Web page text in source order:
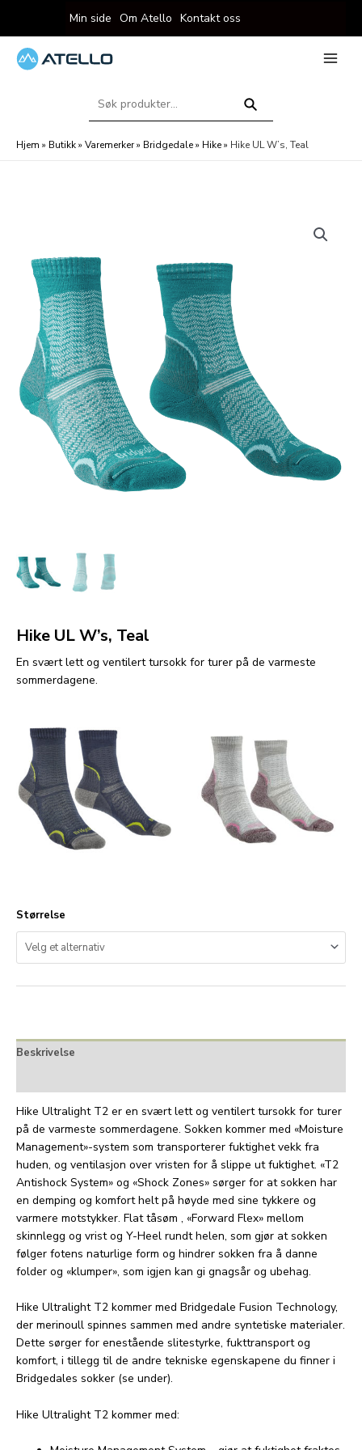
til
innholdet
Min side Om Atello Kontakt oss
Søk
Hjem » Butikk» Varemerker» Bridgedale» Hike» Hike UL W’s, Teal
Hike UL W’s, Teal
En svært lett og ventilert tursokk for turer på de varmeste
sommerdagene.
Størrelse
Beskrivelse
Hike Ultralight T2 er en svært lett og ventilert tursokk for turer
på de varmeste sommerdagene. Sokken kommer med «Moisture
Management»-system som transporterer fuktighet vekk fra
huden, og ventilasjon over vristen for å slippe ut fuktighet. «T2
Antishock System» og «Shock Zones» sørger for at sokken har
en demping og komfort helt på høyde med sine tykkere og
varmere motstykker. Flat tåsøm , «Forward Flex» mellom
skinnlegg og vrist og Y-Heel rundt helen, som gjør at sokken
følger fotens naturlige form og hindrer sokken fra å danne
folder og «klumper», som igjen kan gi gnagsår og ubehag.
Hike Ultralight T2 kommer med Bridgedale Fusion Technology,
der merinoull spinnes sammen med andre syntetiske materialer.
Dette sørger for enestående slitestyrke, fukttransport og
komfort, i tillegg til de andre tekniske egenskapene du finner i
Bridgedales sokker (se under).
Hike Ultralight T2 kommer med: